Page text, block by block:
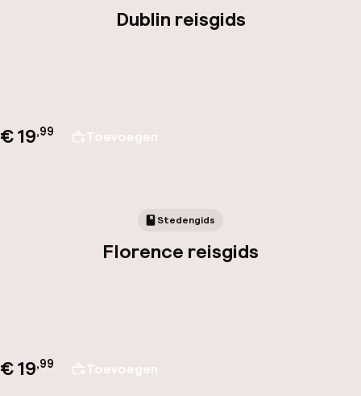
Dublin reisgids
€ 19,99 Toevoegen
Stedengids
Florence reisgids
€ 19,99 Toevoegen